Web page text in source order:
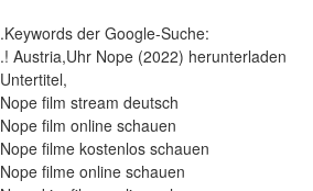
.Keywords der Google-Suche:
.! Austria,Uhr Nope (2022) herunterladen
Untertitel,
Nope film stream deutsch
Nope film online schauen
Nope filme kostenlos schauen
Nope filme online schauen